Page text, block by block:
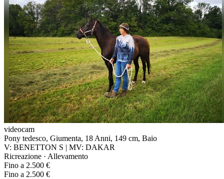
videocam
Pony tedesco, Giumenta, 18 Anni, 149 cm, Baio
V: BENETTON S | MV: DAKAR
Ricreazione · Allevamento
Fino a 2.500 €
Fino a 2.500 €